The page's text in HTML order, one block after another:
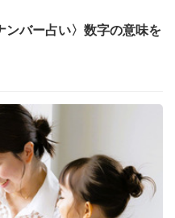
ンバー占い〉数字の意味を